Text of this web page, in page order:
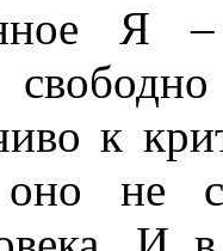
Я
к
оно не